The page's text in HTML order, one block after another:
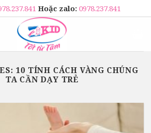
Hoặc zalo: 0978.237.841
10 TÍNH CÁCH VÀNG CHÚNG
TA CẦN DẠY TRẺ